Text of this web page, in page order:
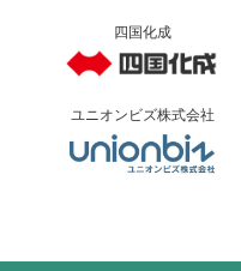
四国化成
ユニオンビズ株式会社